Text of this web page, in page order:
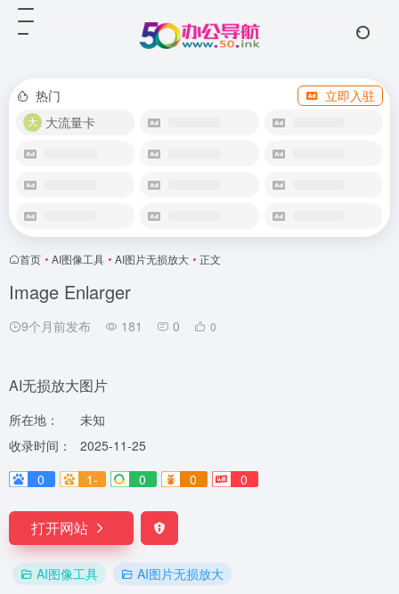
热门
立即入驻
大流量卡
首页 • AI图像工具 • AI图片无损放大 • 正文
Image Enlarger
9个月前发布 181 0 0
AI无损放大图片
所在地：
未知
收录时间：
2025-11-25
0
1- 0 0 0
打开网站
AI图像工具 AI图片无损放大